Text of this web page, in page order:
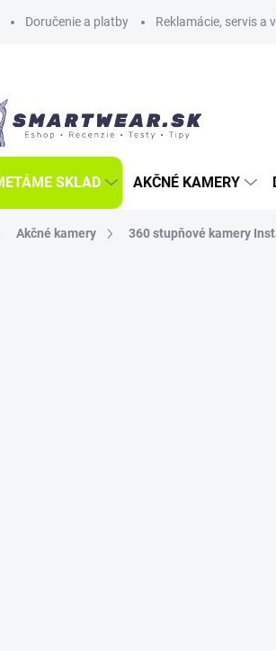
Doručenie a platby Reklamácie, servis a
SKLAD AKČNÉ KAMERY
Akčné kamery 360 stupňové kamery